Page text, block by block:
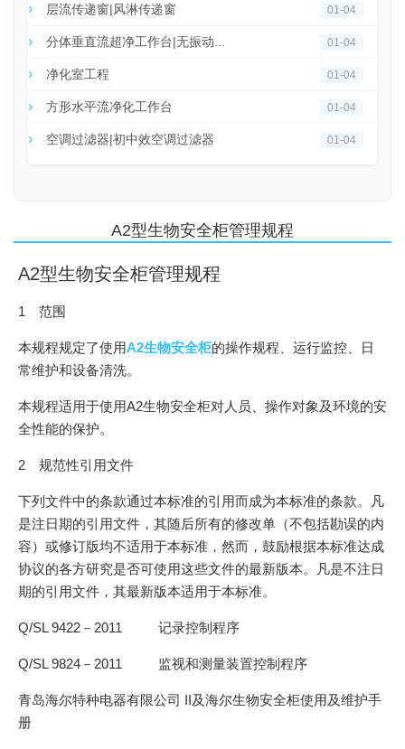
层流传递窗|风淋传递窗 01-04
分体垂直流超净工作台|无振动... 01-04
净化室工程 01-04
方形水平流净化工作台 01-04
空调过滤器|初中效空调过滤器 01-04
A2型生物安全柜管理规程
A2型生物安全柜管理规程
1 范围
本规程规定了使用A2生物安全柜的操作规程、运行监控、日
常维护和设备清洗。
本规程适用于使用A2生物安全柜对人员、操作对象及环境的安
全性能的保护。
2 规范性引用文件
下列文件中的条款通过本标准的引用而成为本标准的条款。凡
是注日期的引用文件，其随后所有的修改单（不包括勘误的内
容）或修订版均不适用于本标准，然而，鼓励根据本标准达成
协议的各方研究是否可使用这些文件的最新版本。凡是不注日
期的引用文件，其最新版本适用于本标准。
Q/SL 9422－2011 记录控制程序
Q/SL 9824－2011 监视和测量装置控制程序
青岛海尔特种电器有限公司 II及海尔生物安全柜使用及维护手
册